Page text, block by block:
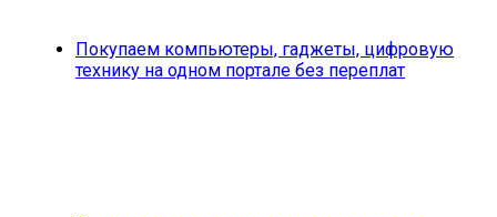
Покупаем компьютеры, гаджеты, цифровую
технику на одном портале без переплат